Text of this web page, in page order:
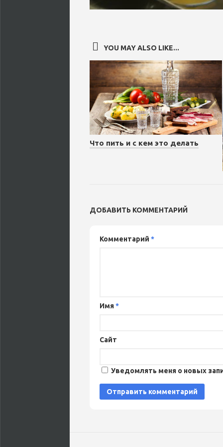
YOU MAY ALSO LIKE...
Что пить и с кем это делать
ДОБАВИТЬ КОММЕНТАРИЙ
Комментарий *
Имя*
Сайт
Уведомлять меня о новых